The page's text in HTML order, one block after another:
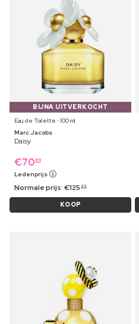
BIJNA UITVERKOCHT
Eau de Toilette ⋅ 100 ml
Marc Jacobs
Daisy
€70 89
Ledenprijs
Normale prijs:€125 99
KOOP